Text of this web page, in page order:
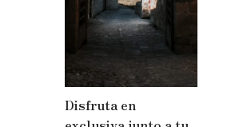
Disfruta en